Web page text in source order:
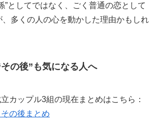
”としてではなく、ごく普通の恋として
多くの人の心を動かした理由かもしれ
の後”も気になる人へ
カップル3組の現在まとめはこちら：
の後まとめ